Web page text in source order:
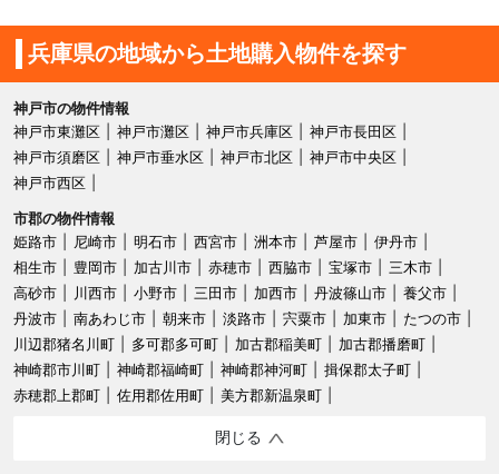
兵庫県の地域から土地購入物件を探す
神戸市の物件情報
神戸市東灘区
神戸市灘区 神戸市兵庫区
神戸市長田区
神戸市須磨区
神戸市垂水区 神戸市北区
神戸市中央区
神戸市西区
市郡の物件情報
姫路市
尼崎市 明石市 西宮市 洲本市 芦屋市
伊丹市
相生市
豊岡市 加古川市 赤穂市 西脇市 宝塚市
三木市
高砂市
川西市 小野市 三田市 加西市 丹波篠山市
養父市
丹波市
南あわじ市 朝来市 淡路市 宍粟市 加東市
たつの市
川辺郡猪名川町
多可郡多可町 加古郡稲美町
加古郡播磨町
神崎郡市川町
神崎郡福崎町 神崎郡神河町
揖保郡太子町
赤穂郡上郡町
佐用郡佐用町 美方郡新温泉町
閉じる